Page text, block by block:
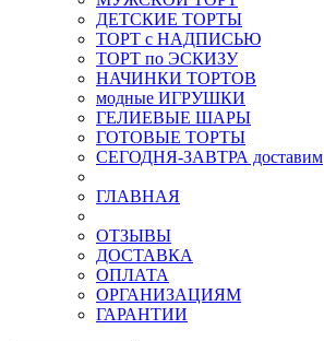
ДЕТСКИЕ ТОРТЫ
ТОРТ с НАДПИСЬЮ
ТОРТ по ЭСКИЗУ
НАЧИНКИ ТОРТОВ
модные ИГРУШКИ
ГЕЛИЕВЫЕ ШАРЫ
ГОТОВЫЕ ТОРТЫ
СЕГОДНЯ-ЗАВТРА доставим
ГЛАВНАЯ
ОТЗЫВЫ
ДОСТАВКА
ОПЛАТА
ОРГАНИЗАЦИЯМ
ГАРАНТИИ